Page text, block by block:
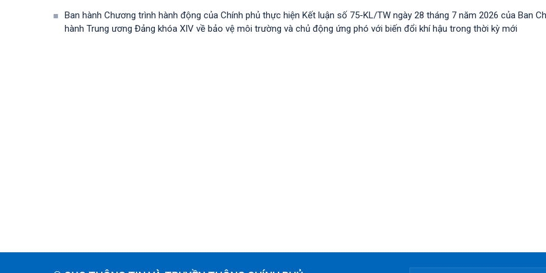
Ban hành Chương trình hành động của Chính phủ thực hiện Kết luận số 75-KL/TW ngày 28 tháng 7 năm 2026 của Ban
hành Trung ương Đảng khóa XIV về bảo vệ môi trường và chủ động ứng phó với biến đổi khí hậu trong thời kỳ mới